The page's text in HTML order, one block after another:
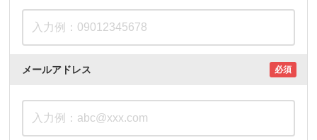
メールアドレス 必須